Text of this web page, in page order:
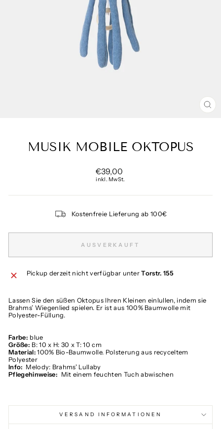
MUSIK MOBILE OKTOPUS
Normaler
Preis
€39,00
inkl. MwSt.
Kostenfreie Lieferung ab 100€
AUSVERKAUFT
Pickup derzeit nicht verfügbar unterTorstr. 155
Lassen Sie den süßen Oktopus Ihren Kleinen einlullen, indem sie
Brahms’ Wiegenlied spielen. Er ist aus 100% Baumwolle mit
Polyester-Füllung.
Farbe: blue
Größe: B: 10 x H: 30 x T: 10 cm
Material:100% Bio-Baumwolle. Polsterung aus recyceltem
Polyester
Info: Melody: Brahms' Lullaby
Pflegehinweise: Mit einem feuchten Tuch abwischen
VERSAND INFORMATIONEN